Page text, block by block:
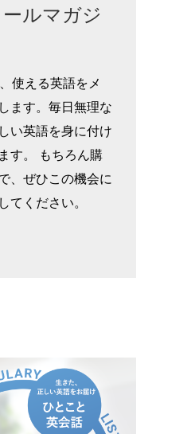
ルマガジ
使える英語をメ
ます。毎日無理な
い英語を身に付け
す。 もちろん購
、ぜひこの機会に
てください。